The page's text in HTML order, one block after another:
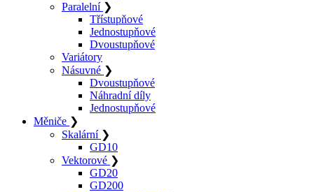
Paralelní ❯
Třístupňové
Jednostupňové
Dvoustupňové
Variátory
Násuvné ❯
Dvoustupňové
Náhradní díly
Jednostupňové
Měniče ❯
Skalární ❯
GD10
Vektorové ❯
GD20
GD200